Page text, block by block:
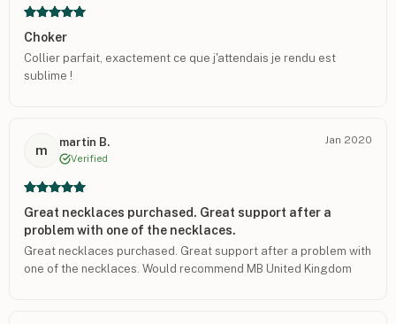
Choker
Collier parfait, exactement ce que j'attendais je rendu est
sublime !
m
martin B.
Verified
Jan 2020
Great necklaces purchased. Great support after a
problem with one of the necklaces.
Great necklaces purchased. Great support after a problem with
one of the necklaces. Would recommend MB United Kingdom